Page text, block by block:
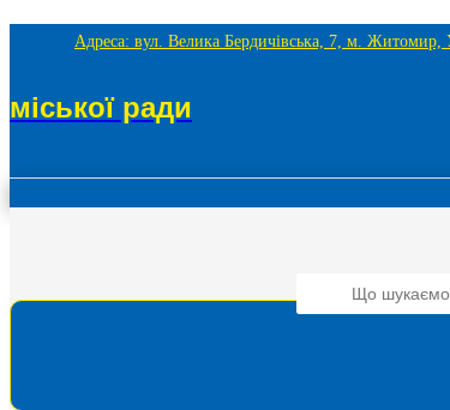
Адреса: вул. Велика Бердичівська, 7, м. Житомир,
міської ради